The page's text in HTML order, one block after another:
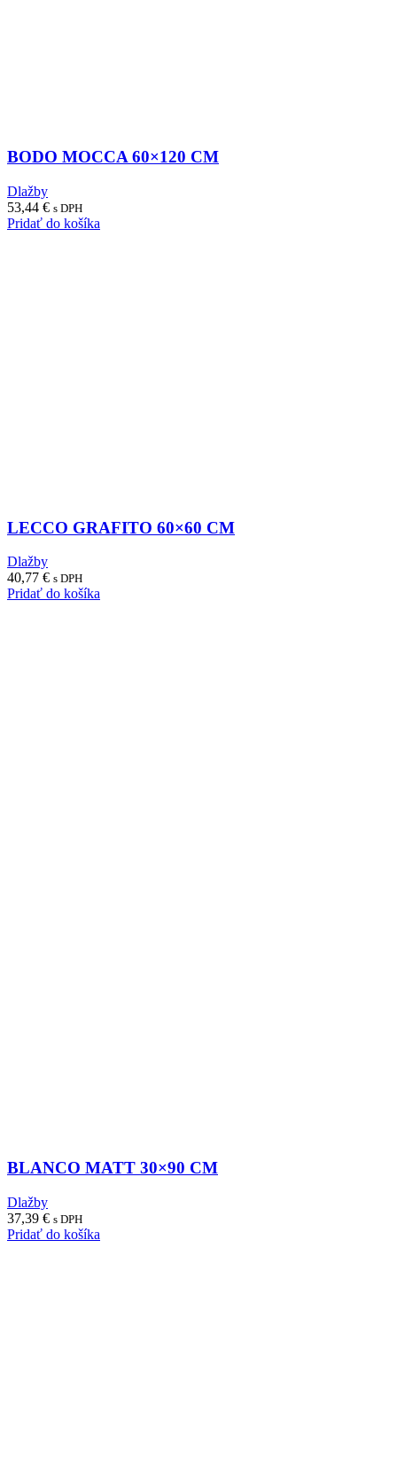
BODO MOCCA 60×120 CM
Dlažby
53,44 € s DPH
Pridať do košíka
LECCO GRAFITO 60×60 CM
Dlažby
40,77 € s DPH
Pridať do košíka
BLANCO MATT 30×90 CM
Dlažby
37,39 € s DPH
Pridať do košíka